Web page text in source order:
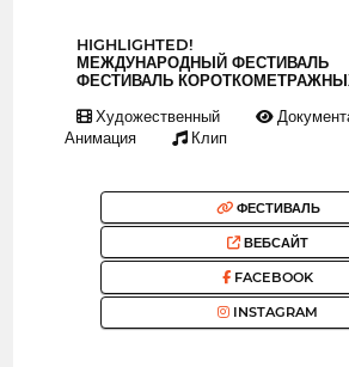
HIGHLIGHTED!
МЕЖДУНАРОДНЫЙ ФЕСТИВАЛЬ
ФЕСТИВАЛЬ
Художественный
Анимация
Клип
ФЕСТИВАЛЬ
ВЕБСАЙТ
FACEBOOK
INSTAGRAM